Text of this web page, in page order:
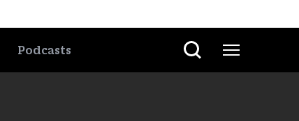
Podcasts